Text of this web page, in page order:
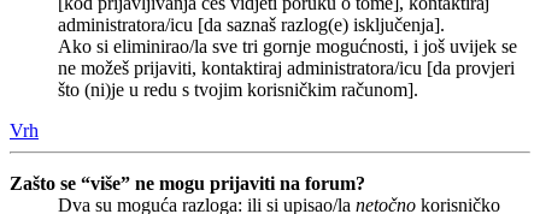
administratora/icu [da saznaš razlog(e) isključenja].
Ako si eliminirao/la sve tri gornje mogućnosti, i još uvijek se
ne možeš prijaviti, kontaktiraj administratora/icu [da provjeri
što (ni)je u redu s tvojim korisničkim računom].
Vrh
Zašto se “više” ne mogu prijaviti na forum?
Dva su moguća razloga: ili si upisao/la netočno korisničko